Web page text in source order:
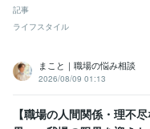
記事
ライフスタイル
まこと｜職場の悩み相談
2026/08/09 01:13
【職場の人間関係・理不